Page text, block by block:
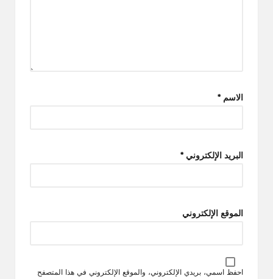
الاسم *
البريد الإلكتروني *
الموقع الإلكتروني
احفظ اسمي، بريدي الإلكتروني، والموقع الإلكتروني في هذا المتصفح